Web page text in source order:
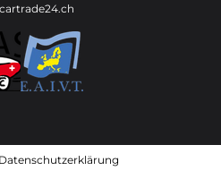
Datenschutzerklärung